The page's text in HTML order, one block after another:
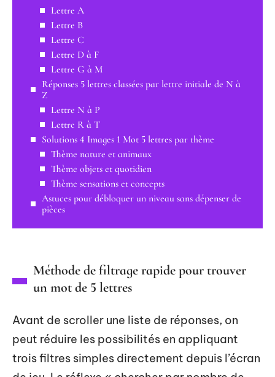
Lettre A
Lettre B
Lettre C
Lettre D à F
Lettre G à M
Réponses 5 lettres classées par lettre initiale de N à
Z
Lettre N à P
Lettre R à T
Solutions 4 Images 1 Mot 5 lettres par thème
Thème nature et animaux
Thème objets et quotidien
Thème sensations et concepts
Astuces pour débloquer un niveau sans dépenser de
pièces
Méthode de filtrage rapide pour trouver
un mot de 5 lettres
Avant de scroller une liste de réponses, on
peut réduire les possibilités en appliquant
trois filtres simples directement depuis l’écran